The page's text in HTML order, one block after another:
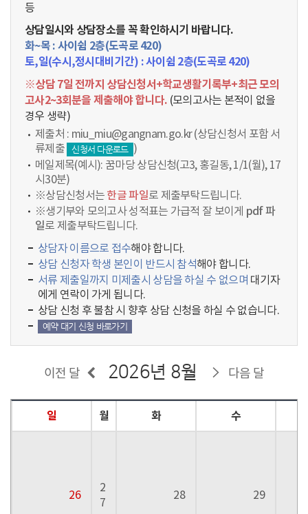
등
상담일시와 상담장소를 꼭 확인하시기 바랍니다.
화~목 : 사이쉼 2층(도곡로 420)
토,일(수시,정시대비기간) : 사이쉼 2층(도곡로 420)
※상담 7일 전까지 상담신청서+학교생활기록부+최근 모의
고사2~3회분을 제출해야 합니다. (모의고사는 본적이 없을
경우 생략)
제출처 : miu_miu@gangnam.go.kr (상담신청서 포함 서
류제출
신청서 다운로드 )
메일제목(예시): 꿈마당 상담신청(고3, 홍길동, 1/1(월), 17
시30분)
※상담신청서는 한글 파일로 제출부탁드립니다.
※생기부와 모의고사 성적표는 가급적 잘 보이게 pdf 파
일로 제출부탁드립니다.
상담자 이름으로 접수해야 합니다.
상담 신청자 학생 본인이 반드시 참석해야 합니다.
서류 제출일까지 미제출시 상담을 하실 수 없으며 대기자
에게 연락이 가게 됩니다.
상담 신청 후 불참 시 향후 상담 신청을 하실 수 없습니다.
예약 대기 신청 바로가기
이전 달 2026년 8월 다음 달
일 월 화 수
26
2
7
28 29